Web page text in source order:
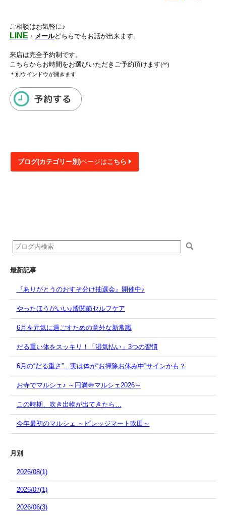
ご相談はお気軽に♪
LINE ・ メールどちらでもお話が出来ます。
来店は完全予約制です。
こちらからお時間をお選びいただきご予約頂けます(^^)
＊別ウインドウが開きます
ブログ(カテゴリー別)ページはこちら
最新記事
『ありがとうのおすそ分け抽選会』開催中♪
やったほうがいい♪股関節セルフケア
6月を元気に過ごすための意外な新常識
だる重い体をスッキリ！「湿気払い」3つの習慣
6月の“だる重さ”…実は体が“お掃除お休み中”サインかも？
お寺でマルシェ♪ ～円満寺マルシェ2026～
この時期、吹き出物が出てきたら…
今年最初のマルシェ ～ビレッジマート吹田～
月別
2026/08(1)
2026/07(1)
2026/06(3)